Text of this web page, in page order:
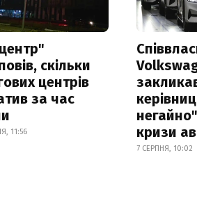
скільки
центрів
за час
11:56
кризи
7 СЕРПНЯ, 10:02